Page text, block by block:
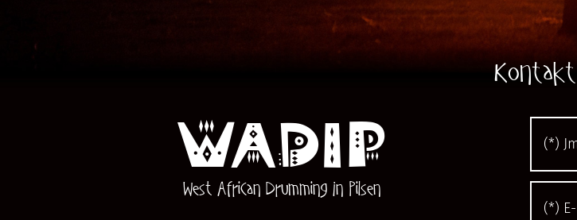
Kontakt
WADIP
West African Drumming In Pilsen